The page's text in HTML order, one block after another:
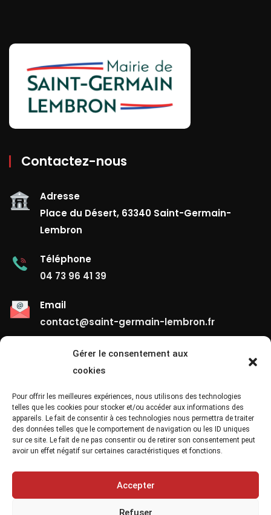
Gérer le consentement aux
cookies
Pour offrir les meilleures expériences, nous utilisons des technologies
telles que les cookies pour stocker et/ou accéder aux informations des
appareils. Le fait de consentir à ces technologies nous permettra de traiter
des données telles que le comportement de navigation ou les ID uniques
sur ce site. Le fait de ne pas consentir ou de retirer son consentement peut
avoir un effet négatif sur certaines caractéristiques et fonctions.
Accepter
Refuser
Contactez-nous
Adresse
Place du Désert, 63340 Saint-Germain-
Lembron
Téléphone
04 73 96 41 39
Email
contact@saint-germain-lembron.fr
Liens Utiles
Contact
Mentions Légales
Confidentialité
Site Map